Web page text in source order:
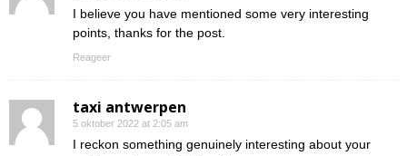
I believe you have mentioned some very interesting
points, thanks for the post.
Reageer
taxi antwerpen
5 oktober 2022 at 2:05 am
I reckon something genuinely interesting about your